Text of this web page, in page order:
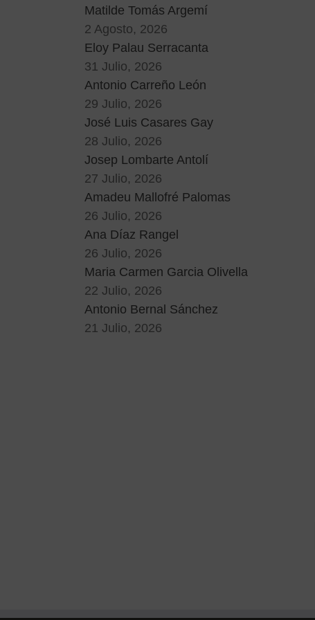
Matilde Tomás Argemí
2 Agosto, 2026
Eloy Palau Serracanta
31 Julio, 2026
Antonio Carreño León
29 Julio, 2026
José Luis Casares Gay
28 Julio, 2026
Josep Lombarte Antolí
27 Julio, 2026
Amadeu Mallofré Palomas
26 Julio, 2026
Ana Díaz Rangel
26 Julio, 2026
Maria Carmen Garcia Olivella
22 Julio, 2026
Antonio Bernal Sánchez
21 Julio, 2026